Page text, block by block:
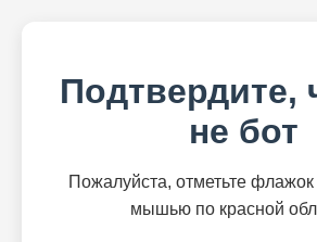
Подтвердите,
не бот
Пожалуйста, отметьте
мышью по красной